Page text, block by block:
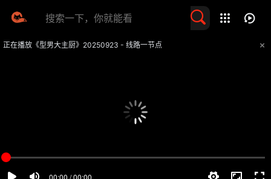
正在播放《型男大主厨》20250923 - 线路一节点